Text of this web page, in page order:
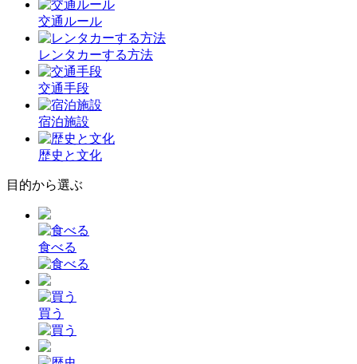
交通ルール
レンタカーする方法
交通手段
宿泊施設
歴史と文化
目的から選ぶ
食べる
買う